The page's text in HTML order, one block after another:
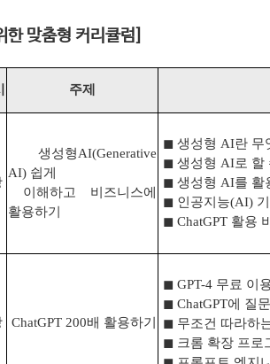
한 맞춤형 커리큘럼]
주제
생성형AI(Generative
AI) 쉽게
이해하고 비즈니스에
활용하기
◼ 생성형 AI란 무
◼ 생성형 AI로 할
◼ 생성형 AI를 활
◼ 인공지능(AI)
◼ ChatGPT 활용
ChatGPT 200배 활용하기
◼ GPT-4 무료 이
◼ ChatGPT에 질
◼ 무조건 따라하
◼ 크롬 확장 프로